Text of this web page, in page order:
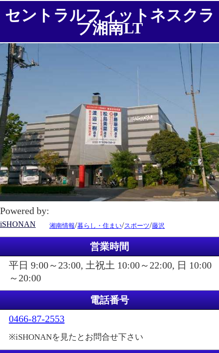
セントラルフィットネスクラ
ブ湘南LT
Powered by:
iSHONAN 湘南情報/暮らし・住まい/スポーツ/藤沢
営業時間
平日 9:00～23:00, 土祝土 10:00～22:00, 日 10:00
～20:00
電話番号
0466-87-2553
※iSHONANを見たとお問合せ下さい